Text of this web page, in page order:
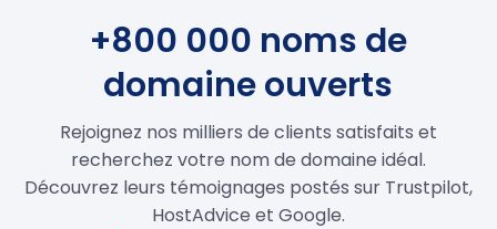
+800 000 noms de
domaine ouverts
Rejoignez nos milliers de clients satisfaits et
recherchez votre nom de domaine idéal.
Découvrez leurs témoignages postés sur Trustpilot,
HostAdvice et Google.